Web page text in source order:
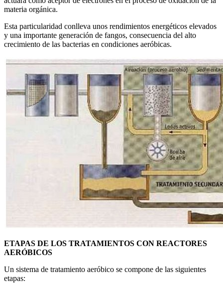
materia orgánica.
Esta particularidad conlleva unos rendimientos energéticos elevados
y una importante generación de fangos, consecuencia del alto
crecimiento de las bacterias en condiciones aeróbicas.
ETAPAS DE LOS TRATAMIENTOS CON REACTORES
AERÓBICOS
Un sistema de tratamiento aeróbico se compone de las siguientes
etapas: